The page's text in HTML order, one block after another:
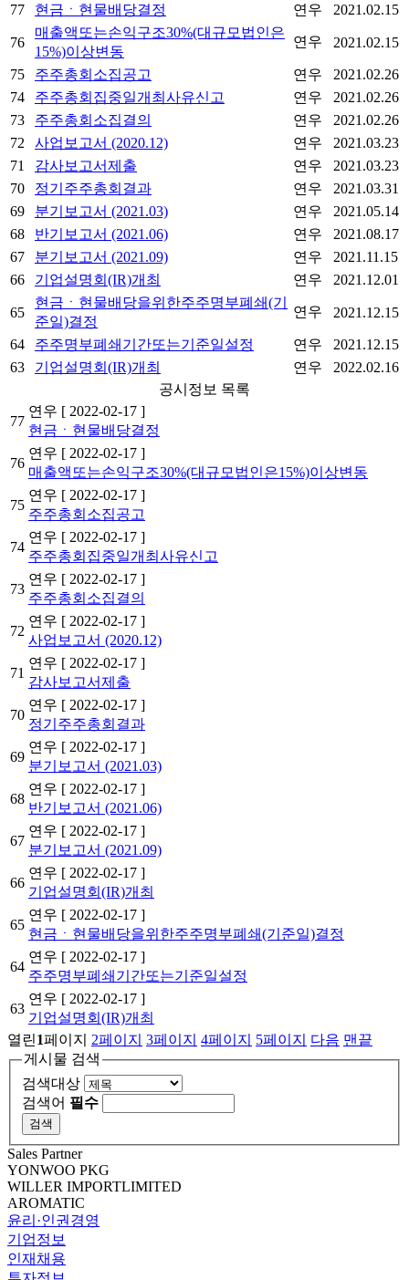
77 현금ㆍ현물배당결정 연우 2021.02.15
76
매출액또는손익구조30%(대규모법인은
15%)이상변동
연우 2021.02.15
75 주주총회소집공고 연우
2021.02.26
74
주주총회집중일개최사유신고 연우
2021.02.26
73
주주총회소집결의 연우
2021.02.26
72
사업보고서 (2020.12) 연우
2021.03.23
71
감사보고서제출 연우
2021.03.23
70
정기주주총회결과 연우
2021.03.31
69
분기보고서 (2021.03) 연우
2021.05.14
68
반기보고서 (2021.06) 연우
2021.08.17
67
분기보고서 (2021.09) 연우
2021.11.15
66
기업설명회(IR)개최 연우 2021.12.01
65
현금ㆍ현물배당을위한주주명부폐쇄(기
준일)결정
연우 2021.12.15
64 주주명부폐쇄기간또는기준일설정 연우
2021.12.15
63
기업설명회(IR)개최 연우
2022.02.16
공시정보 목록
77
연우 [ 2022-02-17 ]
현금ㆍ현물배당결정
76
연우 [ 2022-02-17 ]
매출액또는손익구조30%(대규모법인은15%)이상변동
75
연우 [ 2022-02-17 ]
주주총회소집공고
74
연우 [ 2022-02-17 ]
주주총회집중일개최사유신고
73
연우 [ 2022-02-17 ]
주주총회소집결의
72
연우 [ 2022-02-17 ]
사업보고서 (2020.12)
71
연우 [ 2022-02-17 ]
감사보고서제출
70
연우 [ 2022-02-17 ]
정기주주총회결과
69
연우 [ 2022-02-17 ]
분기보고서 (2021.03)
68
연우 [ 2022-02-17 ]
반기보고서 (2021.06)
67
연우 [ 2022-02-17 ]
분기보고서 (2021.09)
66
연우 [ 2022-02-17 ]
기업설명회(IR)개최
65
연우 [ 2022-02-17 ]
현금ㆍ현물배당을위한주주명부폐쇄(기준일)결정
64
연우 [ 2022-02-17 ]
주주명부폐쇄기간또는기준일설정
63
연우 [ 2022-02-17 ]
기업설명회(IR)개최
열린1페이지 2페이지 3페이지 4페이지 5페이지 다음 맨끝
게시물 검색
검색대상
검색어 필수
Sales Partner
YONWOO PKG
WILLER IMPORTLIMITED
AROMATIC
윤리·인권경영
기업정보
인재채용